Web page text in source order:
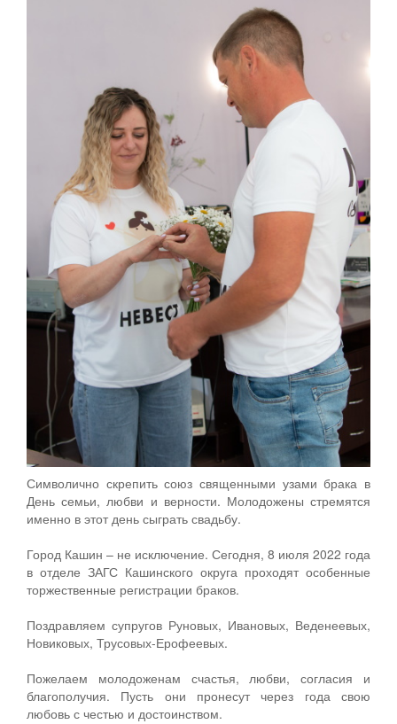
Символично скрепить союз священными узами брака в
День семьи, любви и верности. Молодожены стремятся
именно в этот день сыграть свадьбу.
Город Кашин – не исключение. Сегодня, 8 июля 2022 года
в отделе ЗАГС Кашинского округа проходят особенные
торжественные регистрации браков.
Поздравляем супругов Руновых, Ивановых, Веденеевых,
Новиковых, Трусовых-Ерофеевых.
Пожелаем молодоженам счастья, любви, согласия и
благополучия. Пусть они пронесут через года свою
любовь с честью и достоинством.